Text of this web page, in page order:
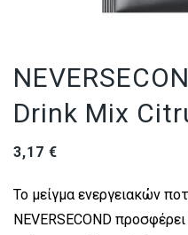
Drink Mix
3,17 €
Το μείγμα ενεργειακών
NEVERSECOND